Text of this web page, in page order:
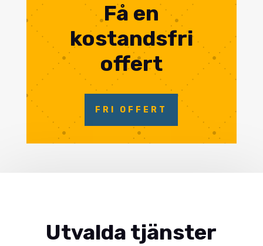
Få en
kostandsfri
offert
FRI OFFERT
Utvalda tjänster